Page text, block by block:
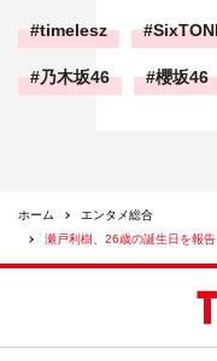
timelesz
乃木坂46 櫻坂46
ホーム
エンタメ総合
瀬戸利樹、26歳の誕生日を報